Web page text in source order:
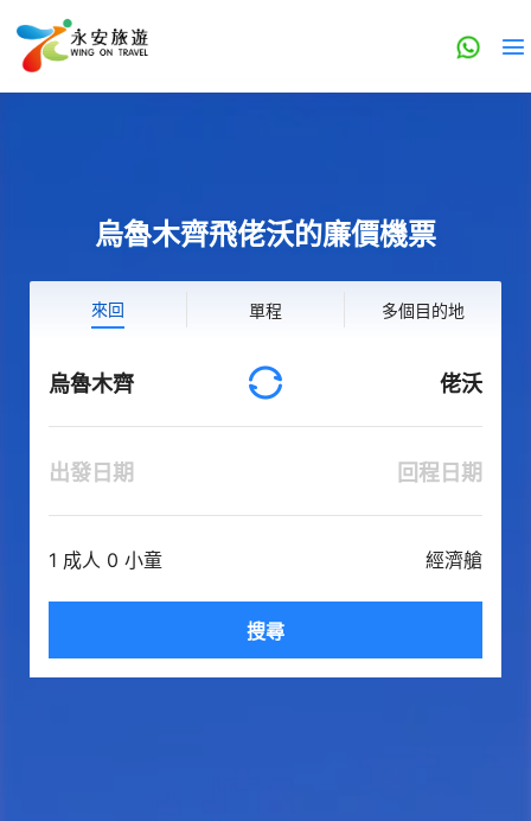
烏魯木齊飛佬沃的廉價機票
來回 單程 多個目的地
烏魯木齊 佬沃
出發日期 回程日期
1 成人 0 小童 經濟艙
搜尋